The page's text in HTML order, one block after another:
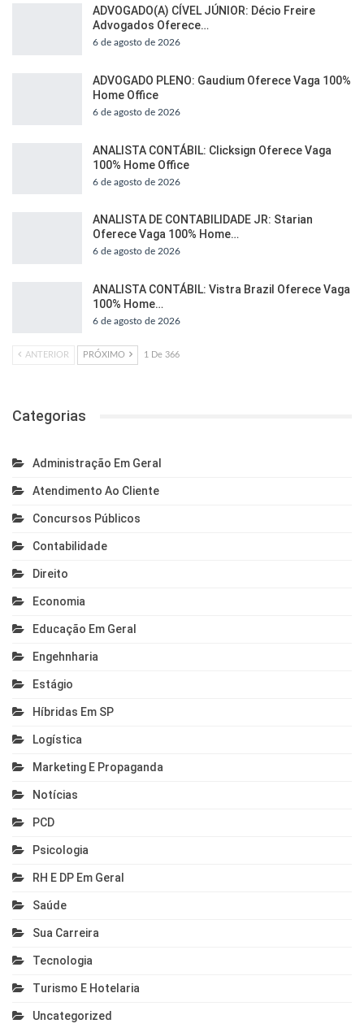
ADVOGADO(A) CÍVEL JÚNIOR: Décio Freire
Advogados Oferece…
6 de agosto de 2026
ADVOGADO PLENO: Gaudium Oferece Vaga 100%
Home Office
6 de agosto de 2026
ANALISTA CONTÁBIL: Clicksign Oferece Vaga
100% Home Office
6 de agosto de 2026
ANALISTA DE CONTABILIDADE JR: Starian
Oferece Vaga 100% Home…
6 de agosto de 2026
ANALISTA CONTÁBIL: Vistra Brazil Oferece Vaga
100% Home…
6 de agosto de 2026
ANTERIOR PRÓXIMO 1 De 366
Categorias
Administração Em Geral
Atendimento Ao Cliente
Concursos Públicos
Contabilidade
Direito
Economia
Educação Em Geral
Engehnharia
Estágio
Híbridas Em SP
Logística
Marketing E Propaganda
Notícias
PCD
Psicologia
RH E DP Em Geral
Saúde
Sua Carreira
Tecnologia
Turismo E Hotelaria
Uncategorized